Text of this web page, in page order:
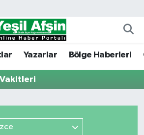
Yazarlar Bölge Haberleri
Vakitleri
Nöbetçi Eczaneler
Namaz Vakitleri